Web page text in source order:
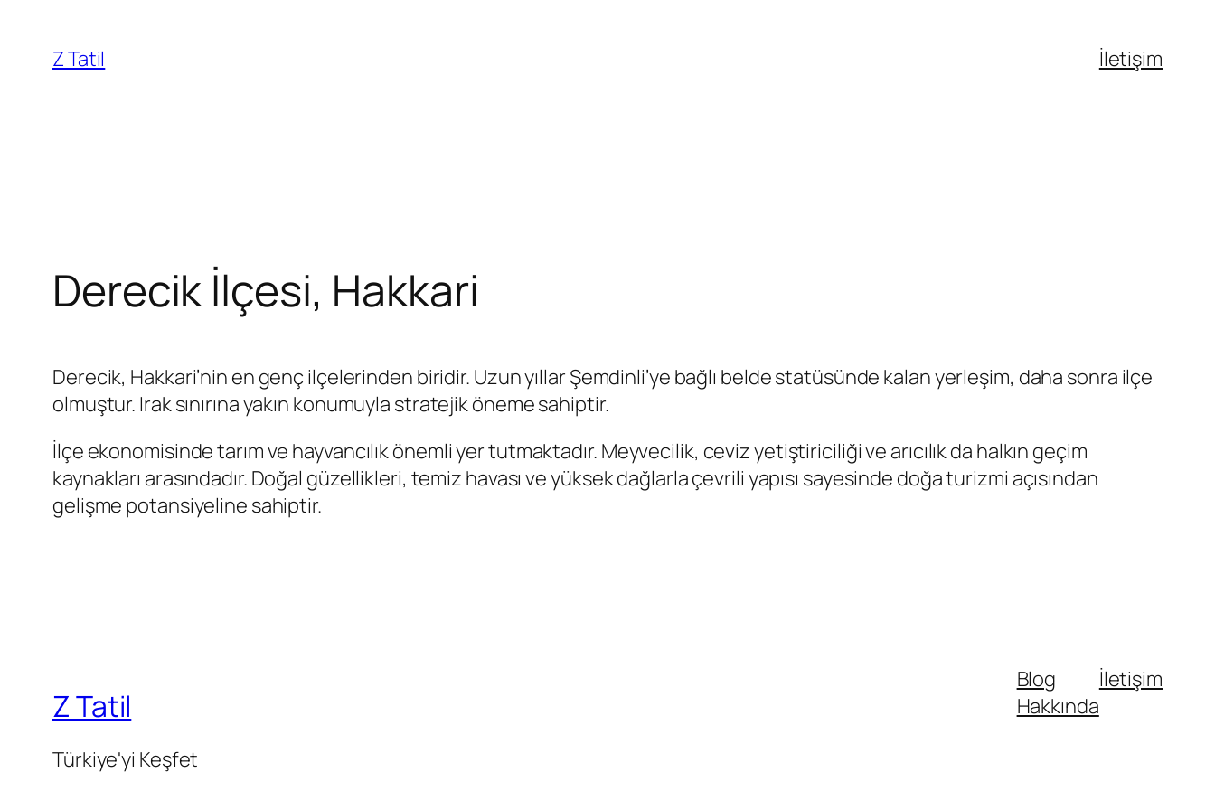
Z Tatil İletişim
Derecik İlçesi, Hakkari
Derecik, Hakkari’nin en genç ilçelerinden biridir. Uzun yıllar Şemdinli’ye bağlı belde statüsünde kalan yerleşim, daha sonra ilçe
olmuştur. Irak sınırına yakın konumuyla stratejik öneme sahiptir.
İlçe ekonomisinde tarım ve hayvancılık önemli yer tutmaktadır. Meyvecilik, ceviz yetiştiriciliği ve arıcılık da halkın geçim
kaynakları arasındadır. Doğal güzellikleri, temiz havası ve yüksek dağlarla çevrili yapısı sayesinde doğa turizmi açısından
gelişme potansiyeline sahiptir.
Z Tatil
Türkiye'yi Keşfet
Blog
Hakkında
İletişim